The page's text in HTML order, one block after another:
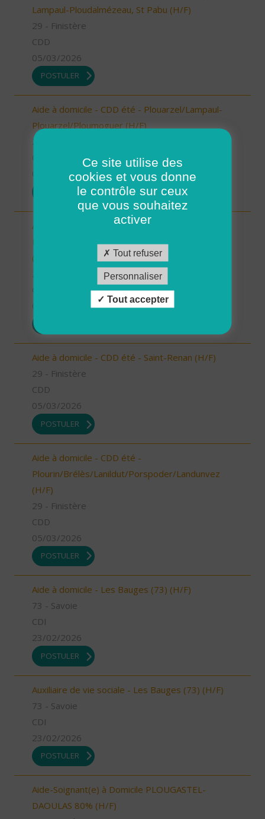
Lampaul-Ploudalmézeau, St Pabu (H/F)
29 - Finistère
CDD
05/03/2026
POSTULER
Aide à domicile - CDD été - Plouarzel/Lampaul-
Plouarzel/Ploumoguer (H/F)
29 - Finistère
05/03/2026
Aide à domicile - CDD été - Locmaria-
Plouzané/Plougonvelin/Le Conquet/Trébabu
(H/F)
Aide à domicile - CDD été - Saint-Renan (H/F)
29 - Finistère
CDD
05/03/2026
POSTULER
Aide à domicile - CDD été -
Plourin/Brélès/Lanildut/Porspoder/Landunvez
(H/F)
29 - Finistère
CDD
05/03/2026
POSTULER
Aide à domicile - Les Bauges (73) (H/F)
73 - Savoie
CDI
23/02/2026
POSTULER
Auxiliaire de vie sociale - Les Bauges (73) (H/F)
73 - Savoie
CDI
23/02/2026
POSTULER
Aide-Soignant(e) à Domicile PLOUGASTEL-
DAOULAS 80% (H/F)
Ce site utilise des
cookies et vous donne
le contrôle sur ceux
que vous souhaitez
activer
Tout refuser
Personnaliser
Tout accepter